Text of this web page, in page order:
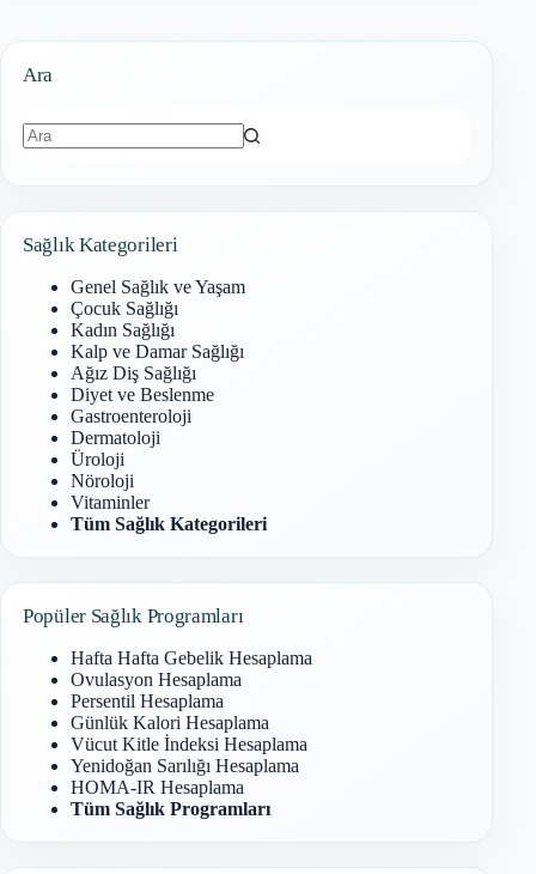
Ara
Sağlık Kategorileri
Genel Sağlık ve Yaşam
Çocuk Sağlığı
Kadın Sağlığı
Kalp ve Damar Sağlığı
Ağız Diş Sağlığı
Diyet ve Beslenme
Gastroenteroloji
Dermatoloji
Üroloji
Nöroloji
Vitaminler
Tüm Sağlık Kategorileri
Popüler Sağlık Programları
Hafta Hafta Gebelik Hesaplama
Ovulasyon Hesaplama
Persentil Hesaplama
Günlük Kalori Hesaplama
Vücut Kitle İndeksi Hesaplama
Yenidoğan Sarılığı Hesaplama
HOMA-IR Hesaplama
Tüm Sağlık Programları